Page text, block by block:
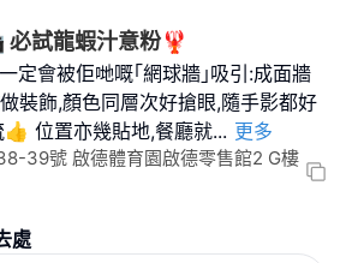
必試龍蝦汁意粉🦞
定會被佢哋嘅｢網球牆｣吸引:成面牆
裝飾,顏色同層次好搶眼,隨手影都好
位置亦幾貼地,餐廳就... 更多
39號 啟德體育園啟德零售館2 G樓
處